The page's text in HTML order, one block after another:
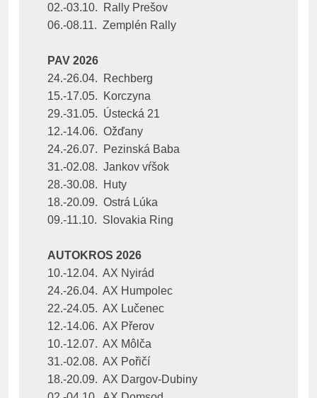
02.-03.10.  Rally Prešov
06.-08.11.  Zemplén Rally
PAV 2026
24.-26.04.  Rechberg
15.-17.05.  Korczyna
29.-31.05.  Ústecká 21
12.-14.06.  Ožďany
24.-26.07.  Pezinská Baba
31.-02.08.  Jankov vŕšok
28.-30.08.  Huty
18.-20.09.  Ostrá Lúka
09.-11.10.  Slovakia Ring
AUTOKROS 2026
10.-12.04.  AX Nyirád
24.-26.04.  AX Humpolec
22.-24.05.  AX Lučenec
12.-14.06.  AX Přerov
10.-12.07.  AX Môlča
31.-02.08.  AX Pořičí
18.-20.09.  AX Dargov-Dubiny